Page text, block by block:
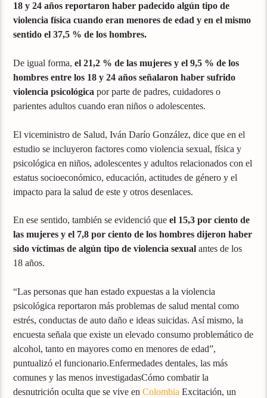
18 y 24 años reportaron haber padecido algún tipo de
violencia física cuando eran menores de edad y en el mismo
sentido el 37,5 % de los hombres.
De igual forma,el 21,2 % de las mujeres y el 9,5 % de los
hombres entre los 18 y 24 años señalaron haber sufrido
violencia psicológica por parte de padres, cuidadores o
parientes adultos cuando eran niños o adolescentes.
El viceministro de Salud, Iván Darío González, dice que en el
estudio se incluyeron factores como violencia sexual, física y
psicológica en niños, adolescentes y adultos relacionados con el
estatus socioeconómico, educación, actitudes de género y el
impacto para la salud de este y otros desenlaces.
En ese sentido, también se evidenció queel 15,3 por ciento de
las mujeres y el 7,8 por ciento de los hombres dijeron haber
sido víctimas de algún tipo de violencia sexualantes de los
18 años.
“Las personas que han estado expuestas a la violencia
psicológica reportaron más problemas de salud mental como
estrés, conductas de auto daño e ideas suicidas. Así mismo, la
encuesta señala que existe un elevado consumo problemático de
alcohol, tanto en mayores como en menores de edad”,
puntualizó el funcionario.Enfermedades dentales, las más
comunes y las menos investigadasCómo combatir la
desnutrición oculta que se vive enColombia Excitación, un